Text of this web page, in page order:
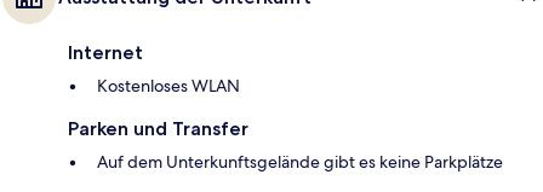
Internet
Kostenloses WLAN
Parken und Transfer
Auf dem Unterkunftsgelände gibt es keine Parkplätze